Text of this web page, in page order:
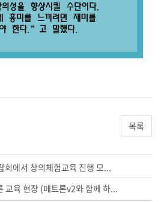
목록
회에서 창의체험교육 진행 모...
교육 현장 (페트론v2와 함께 하...